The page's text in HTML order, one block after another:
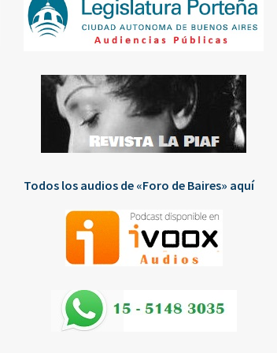
Todos los audios de «Foro de Baires» aquí